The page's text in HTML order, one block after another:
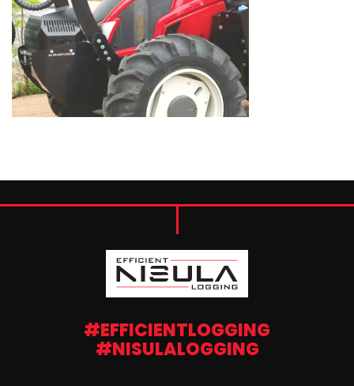
#EFFICIENTLOGGING
#NISULALOGGING